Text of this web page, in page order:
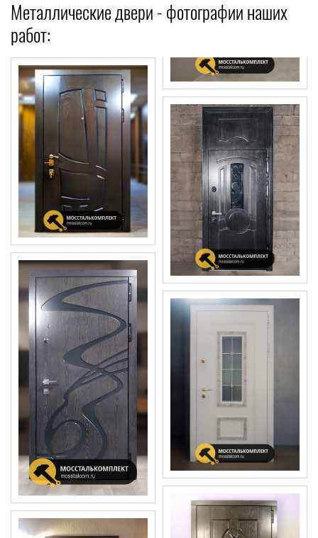
Металлические двери - фотографии наших
работ: